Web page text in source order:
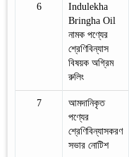
6
Indulekha
Bringha Oil
নামক পণ্যের
শ্রেণিবিন্যাস
বিষয়ক অগ্রিম
রুলিং
7
আমদানিকৃত
পণ্যের
শ্রেণিবিন্যাসকরণ
সভার নোটিশ